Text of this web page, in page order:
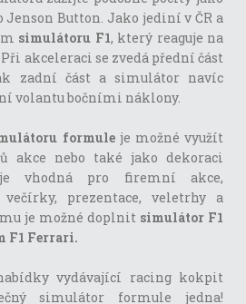
Button. Jako jediní v ČR a
simulátoru F1, který reaguje na
akceleraci se zvedá přední část
zadní část a simulátor navíc
volantu bočními náklony.
formuleje možné využít
akce nebo také jako dekoraci
vhodná pro firemní akce,
prezentace, veletrhy a
je možné doplnit simulátor F1
F1 Ferrari.
vydávající racing kokpit
simulátor formule jedna!